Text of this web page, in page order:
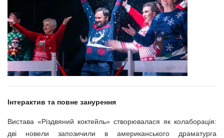
Інтерактив та повне занурення
Вистава «Різдвяний коктейль» створювалася як колаборація:
дві новели запозичили в американського драматурга